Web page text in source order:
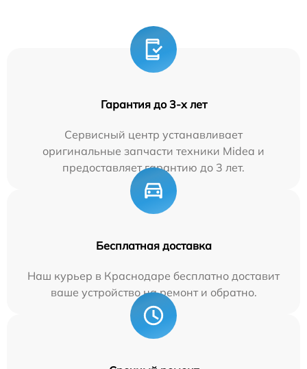
Гарантия до 3-х лет
Сервисный центр устанавливает
оригинальные запчасти техники Midea и
предоставляет гарантию до 3 лет.
Бесплатная доставка
Наш курьер в Краснодаре бесплатно доставит
ваше устройство на ремонт и обратно.